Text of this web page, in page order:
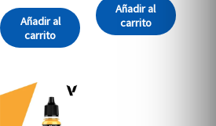
Añadir al
carrito
Añadir al
carrito